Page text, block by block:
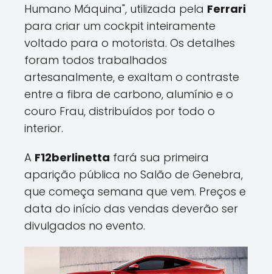
Humano Máquina", utilizada pela Ferrari
para criar um cockpit inteiramente
voltado para o motorista. Os detalhes
foram todos trabalhados
artesanalmente, e exaltam o contraste
entre a fibra de carbono, alumínio e o
couro Frau, distribuídos por todo o
interior.
A F12berlinetta fará sua primeira
aparição pública no Salão de Genebra,
que começa semana que vem. Preços e
data do início das vendas deverão ser
divulgados no evento.